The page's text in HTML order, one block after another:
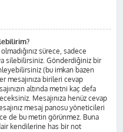
sürece, sadece
silebilirsiniz. Gönderdiğiniz bir
(bu imkan bazen
mesajınıza birileri cevap
altında metni kaç defa
Mesajınıza henüz cevap
mesaj panosu yöneticileri
de bu metin görünmez. Buna
kendilerine has bir not